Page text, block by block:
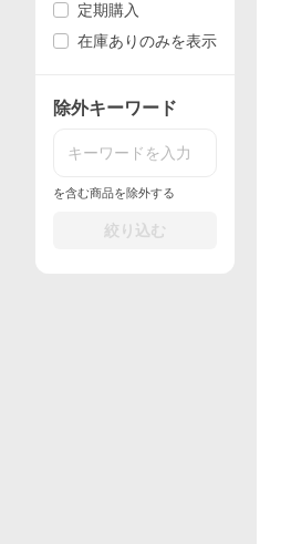
定期購入
在庫ありのみを表示
除外キーワード
を含む商品を除外する
絞り込む